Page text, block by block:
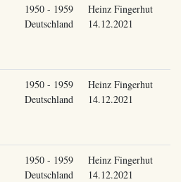
1950 - 1959
Deutschland
Heinz Fingerhut
14.12.2021
1950 - 1959
Deutschland
Heinz Fingerhut
14.12.2021
1950 - 1959
Deutschland
Heinz Fingerhut
14.12.2021